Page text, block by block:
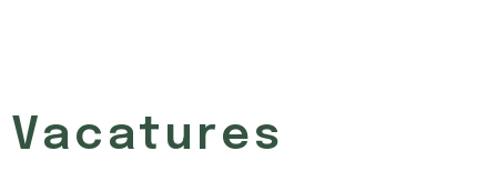
Vacatures